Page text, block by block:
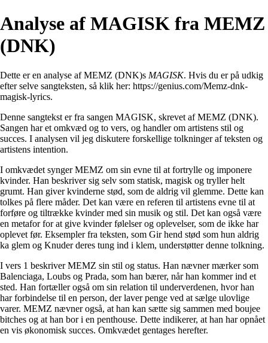
Analyse af MAGISK fra MEMZ
(DNK)
Dette er en analyse af MEMZ (DNK)s MAGISK. Hvis du er på udkig
efter selve sangteksten, så klik her: https://genius.com/Memz-dnk-
magisk-lyrics.
Denne sangtekst er fra sangen MAGISK, skrevet af MEMZ (DNK).
Sangen har et omkvæd og to vers, og handler om artistens stil og
succes. I analysen vil jeg diskutere forskellige tolkninger af teksten og
artistens intention.
I omkvædet synger MEMZ om sin evne til at fortrylle og imponere
kvinder. Han beskriver sig selv som statisk, magisk og tryller helt
grumt. Han giver kvinderne stød, som de aldrig vil glemme. Dette kan
tolkes på flere måder. Det kan være en referen til artistens evne til at
forføre og tiltrække kvinder med sin musik og stil. Det kan også være
en metafor for at give kvinder følelser og oplevelser, som de ikke har
oplevet før. Eksempler fra teksten, som Gir hend stød som hun aldrig
ka glem og Knuder deres tung ind i klem, understøtter denne tolkning.
I vers 1 beskriver MEMZ sin stil og status. Han nævner mærker som
Balenciaga, Loubs og Prada, som han bærer, når han kommer ind et
sted. Han fortæller også om sin relation til underverdenen, hvor han
har forbindelse til en person, der laver penge ved at sælge ulovlige
varer. MEMZ nævner også, at han kan sætte sig sammen med boujee
bitches og at han bor i en penthouse. Dette indikerer, at han har opnået
en vis økonomisk succes. Omkvædet gentages herefter.